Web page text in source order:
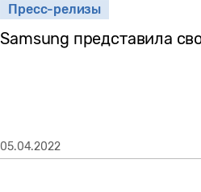
Пресс-релизы
Samsung представила
05.04.2022